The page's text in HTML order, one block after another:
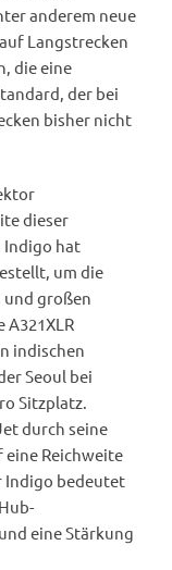
anderem neue
Langstrecken
die eine
der bei
bisher nicht
dieser
Indigo hat
um die
und großen
indischen
Seoul bei
Sitzplatz.
durch seine
Reichweite
Indigo bedeutet
eine Stärkung